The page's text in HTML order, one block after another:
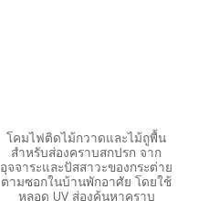
โคมไฟติดไม้กวาดและไม้ถูพื้น
สำหรับส่องคราบสกปรก จาก
อุจจาระและปัสสาวะของกระต่าย
ตามซอกในบ้านพักอาศัย โดยใช้
หลอด UV ส่องค้นหาคราบ